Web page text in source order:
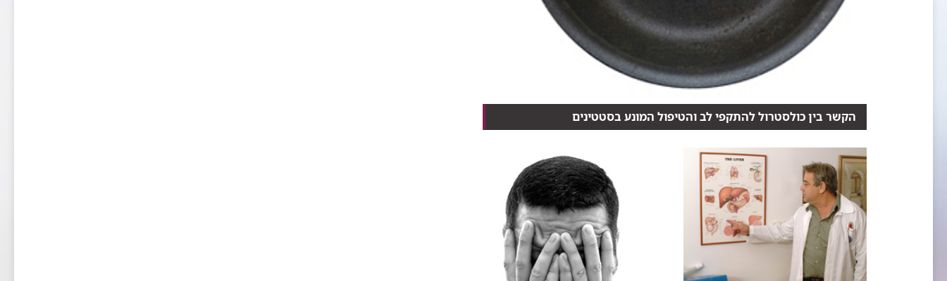
הקשר בין כולסטרול להתקפי לב והטיפול המונע בסטטינים
הן מכונות 'התרופות של המאה ה-21', והיו אף שהציעו (...